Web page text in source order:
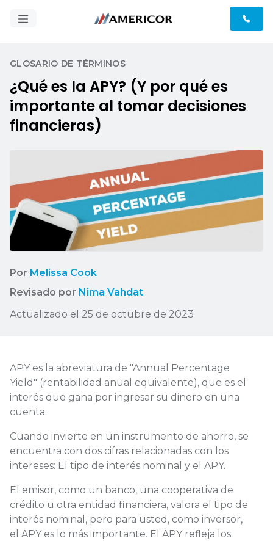
GLOSARIO DE TÉRMINOS
¿Qué es la APY? (Y por qué es
importante al tomar decisiones
financieras)
Por Melissa Cook
Revisado por Nima Vahdat
Actualizado el 25 de octubre de 2023
APY es la abreviatura de "Annual Percentage
Yield" (rentabilidad anual equivalente), que es el
interés que gana por ingresar su dinero en una
cuenta.
Cuando invierte en un instrumento de ahorro, se
encuentra con dos cifras relacionadas con los
intereses: El tipo de interés nominal y el APY.
El emisor, como un banco, una cooperativa de
crédito u otra entidad financiera, valora el tipo de
interés nominal, pero para usted, como inversor,
el APY es lo más importante. El APY refleja los